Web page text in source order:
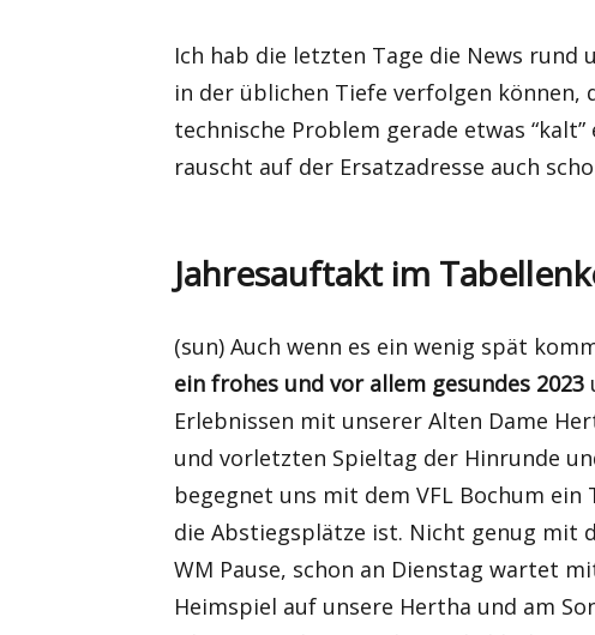
Ich hab die letzten Tage die News rund
in der üblichen Tiefe verfolgen können,
technische Problem gerade etwas
rauscht auf der Ersatzadresse auch
Jahresauftakt im
(sun) Auch wenn es ein wenig spät
ein frohes und vor allem gesundes 2023
Erlebnissen mit unserer Alten Dame
und vorletzten Spieltag der Hinrunde
begegnet uns mit dem VFL Bochum
die Abstiegsplätze ist. Nicht genug mit
WM Pause, schon an Dienstag wartet
Heimspiel auf unsere Hertha und am